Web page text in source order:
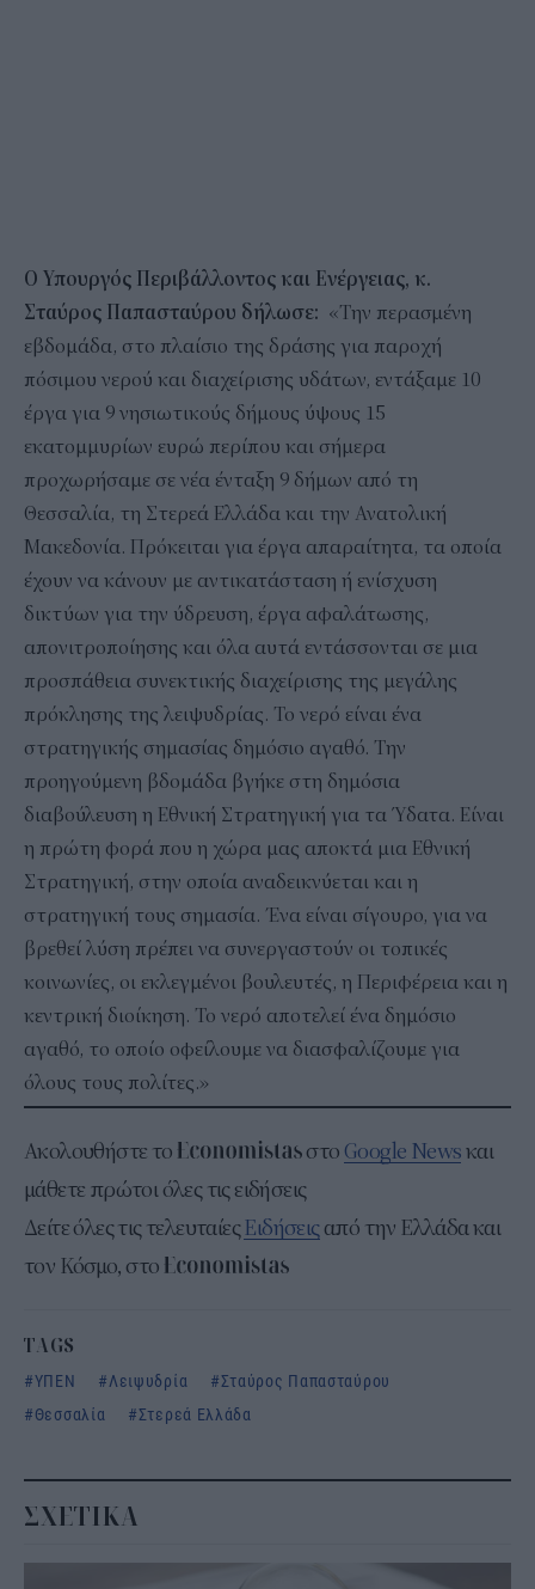
Ο Υπουργός Περιβάλλοντος και Ενέργειας, κ.
Σταύρος Παπασταύρου δήλωσε: «Την περασμένη
εβδομάδα, στο πλαίσιο της δράσης για παροχή
πόσιμου νερού και διαχείρισης υδάτων, εντάξαμε 10
έργα για 9 νησιωτικούς δήμους ύψους 15
εκατομμυρίων ευρώ περίπου και σήμερα
προχωρήσαμε σε νέα ένταξη 9 δήμων από τη
Θεσσαλία, τη Στερεά Ελλάδα και την Ανατολική
Μακεδονία. Πρόκειται για έργα απαραίτητα, τα οποία
έχουν να κάνουν με αντικατάσταση ή ενίσχυση
δικτύων για την ύδρευση, έργα αφαλάτωσης,
απονιτροποίησης και όλα αυτά εντάσσονται σε μια
προσπάθεια συνεκτικής διαχείρισης της μεγάλης
πρόκλησης της λειψυδρίας. Το νερό είναι ένα
στρατηγικής σημασίας δημόσιο αγαθό. Την
προηγούμενη βδομάδα βγήκε στη δημόσια
διαβούλευση η Εθνική Στρατηγική για τα Ύδατα. Είναι
η πρώτη φορά που η χώρα μας αποκτά μια Εθνική
Στρατηγική, στην οποία αναδεικνύεται και η
στρατηγική τους σημασία. Ένα είναι σίγουρο, για να
βρεθεί λύση πρέπει να συνεργαστούν οι τοπικές
κοινωνίες, οι εκλεγμένοι βουλευτές, η Περιφέρεια και η
κεντρική διοίκηση. Το νερό αποτελεί ένα δημόσιο
αγαθό, το οποίο οφείλουμε να διασφαλίζουμε για
όλους τους πολίτες.»
Ακολουθήστε το στο Google Newsκαι
μάθετε πρώτοι όλες τις ειδήσεις
Δείτε όλες τις τελευταίεςΕιδήσειςαπό την Ελλάδα και
τον Κόσμο, στο
TAGS
ΥΠΕΝ
Λειψυδρία
Σταύρος Παπασταύρου
Θεσσαλία
Στερεά Ελλάδα
ΣΧΕΤΙΚΑ